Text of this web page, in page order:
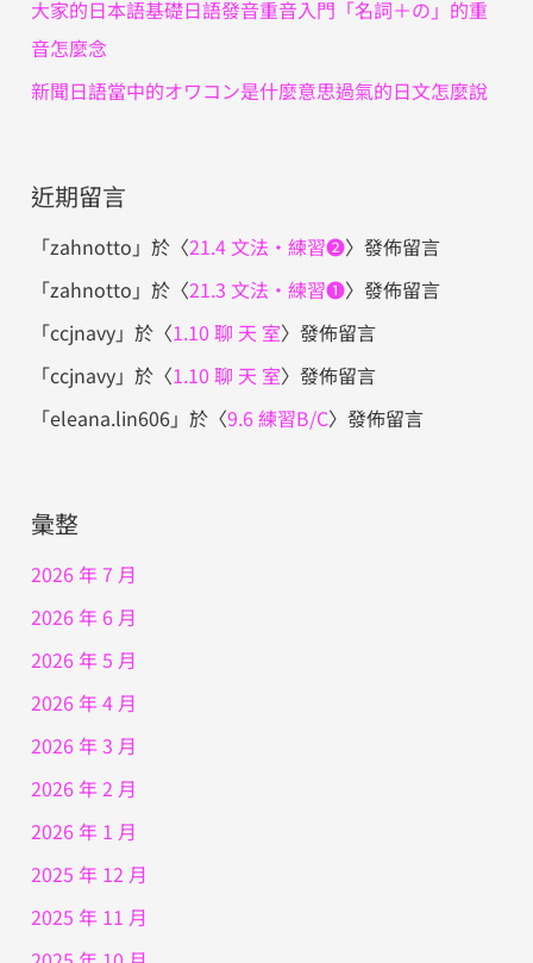
大家的日本語基礎日語發音重音入門「名詞＋の」的重
音怎麼念
新聞日語當中的オワコン是什麼意思過氣的日文怎麼說
近期留言
「zahnotto 」於〈21.4 文法・練習❷〉發佈留言
「zahnotto 」於〈21.3 文法・練習❶〉發佈留言
「ccjnavy」於〈1.10 聊 天 室〉發佈留言
「ccjnavy」於〈1.10 聊 天 室〉發佈留言
「eleana.lin606」於〈9.6 練習B/C〉發佈留言
彙整
2026 年 7 月
2026 年 6 月
2026 年 5 月
2026 年 4 月
2026 年 3 月
2026 年 2 月
2026 年 1 月
2025 年 12 月
2025 年 11 月